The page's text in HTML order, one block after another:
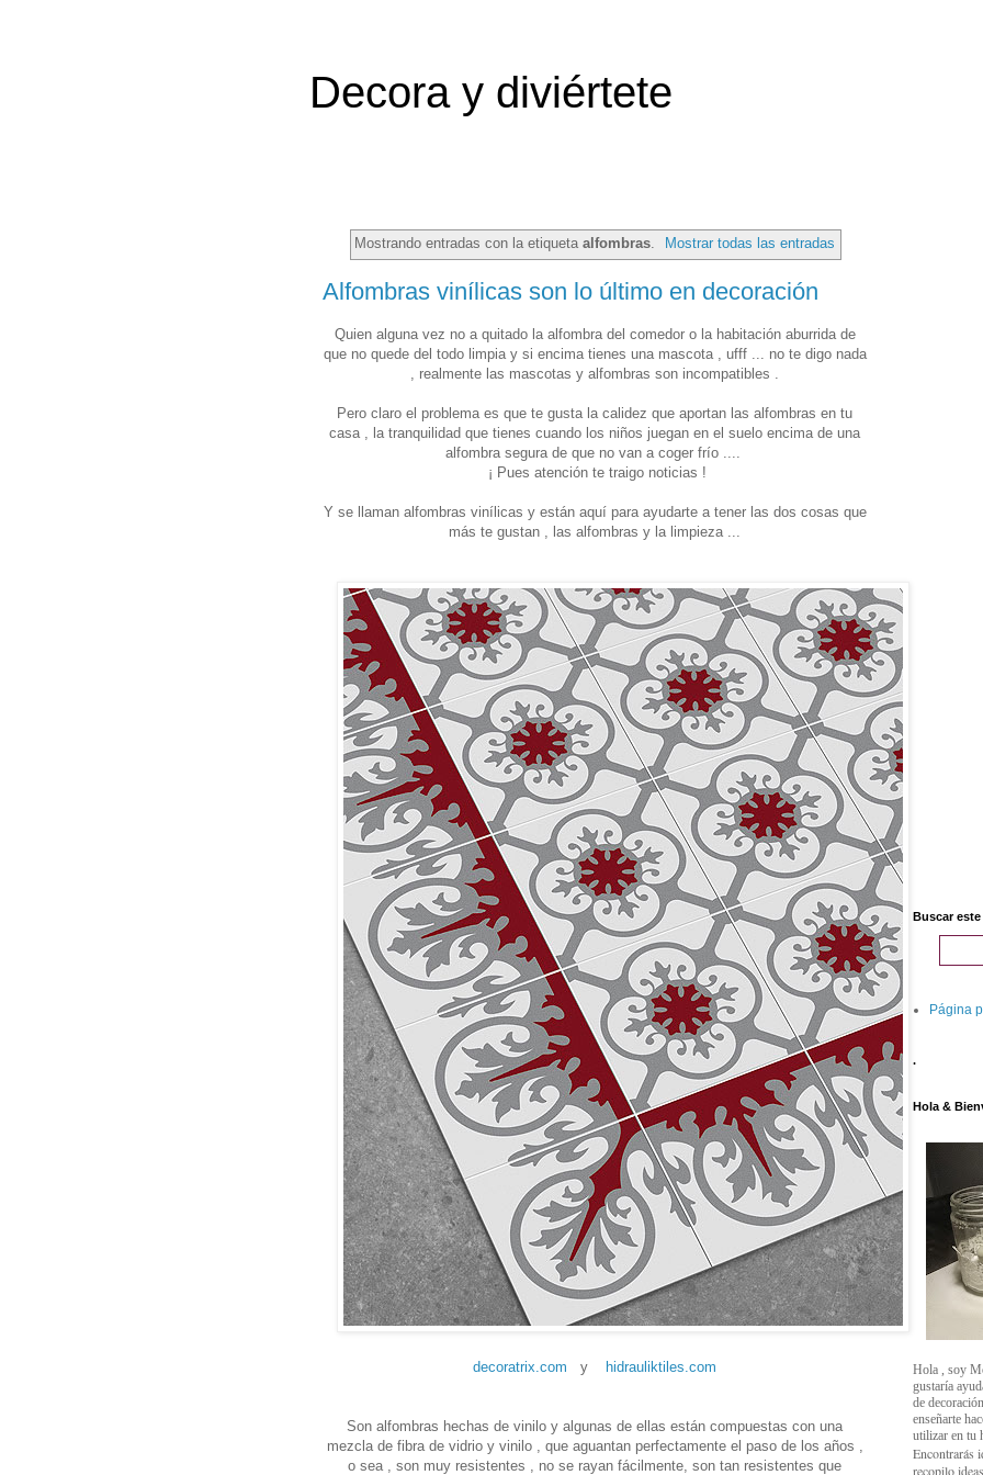
Decora y diviértete
Mostrando entradas con la etiqueta alfombras. Mostrar todas las entradas
Alfombras vinílicas son lo último en decoración
Quien alguna vez no a quitado la alfombra del comedor o la habitación aburrida de
que no quede del todo limpia y si encima tienes una mascota , ufff ... no te digo nada
, realmente las mascotas y alfombras son incompatibles .
Pero claro el problema es que te gusta la calidez que aportan las alfombras en tu
casa , la tranquilidad que tienes cuando los niños juegan en el suelo encima de una
alfombra segura de que no van a coger frío ....
¡ Pues atención te traigo noticias !
Y se llaman alfombras vinílicas y están aquí para ayudarte a tener las dos cosas que
más te gustan , las alfombras y la limpieza ...
decoratrix.com y hidrauliktiles.com
Son alfombras hechas de vinilo y algunas de ellas están compuestas con una
mezcla de fibra de vidrio y vinilo , que aguantan perfectamente el paso de los años ,
o sea , son muy resistentes , no se rayan fácilmente, son tan resistentes que
Buscar
Página
.
Hola &
Hola , soy
gustaría
de
enseñarte
utilizar en tu
Encontrarás
recopilo